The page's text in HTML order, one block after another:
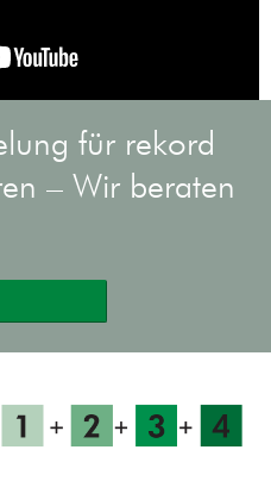
für rekord
– Wir beraten